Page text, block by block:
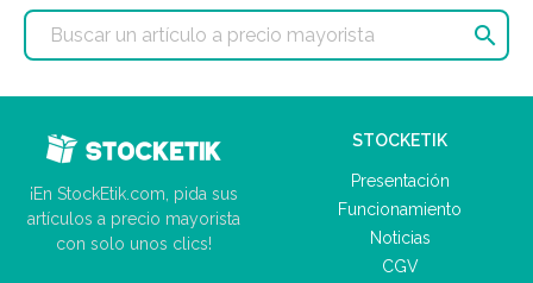

¡En StockEtik.com, pida sus
artículos a precio mayorista
con solo unos clics!
STOCKETIK
Presentación
Funcionamiento
Noticias
CGV